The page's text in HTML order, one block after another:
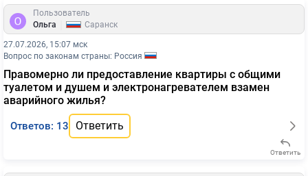
Пользователь
Ольга
Саранск
27.07.2026, 15:07 мск
Вопрос по законам страны: Россия
Правомерно ли предоставление квартиры с общими
туалетом и душем и электронагревателем взамен
аварийного жилья?
Ответов: 13 Ответить
Ответить